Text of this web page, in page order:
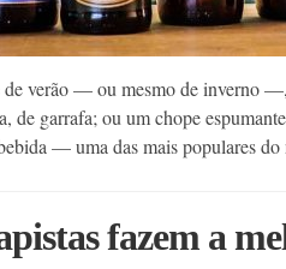
verão –– ou mesmo de inverno
de garrafa; ou um chope
–– uma das mais populares
fazem a